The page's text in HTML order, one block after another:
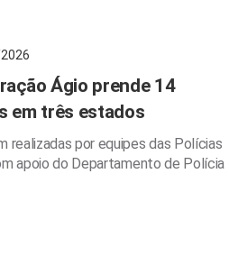
Ágio prende 14
em três estados
realizadas por equipes das Polícias
apoio do Departamento de Polícia